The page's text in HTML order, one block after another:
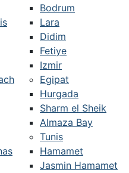
Bodrum
Lara
Didim
Fetiye
Izmir
Egipat
Hurgada
Sharm el Sheik
Almaza Bay
Tunis
Hamamet
Jasmin Hamamet